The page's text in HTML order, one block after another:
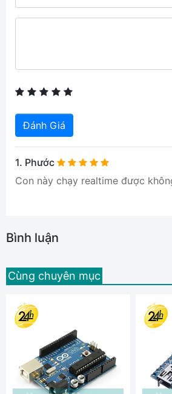
Đánh Giá
1. Phước
Con này chạy realtime được
Bình luận
Cùng chuyên mục